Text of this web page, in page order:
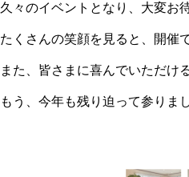
久々のイベントとなり、大変お
たくさんの笑顔を見ると、開催
また、皆さまに喜んでいただけ
もう、今年も残り迫って参りま